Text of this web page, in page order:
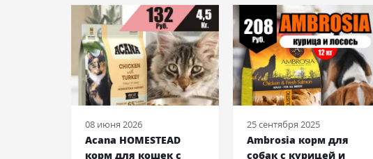
08 июня 2026
Acana HOMESTEAD
корм для кошек с
25 сентября 2025
Ambrosia корм для
собак с курицей и